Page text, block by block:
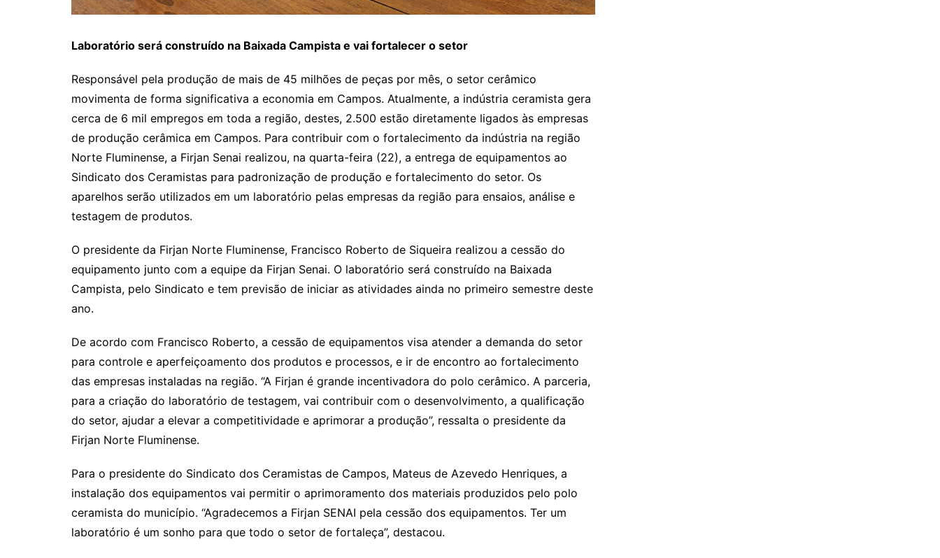
Laboratório será construído na Baixada Campista e vai fortalecer o setor
Responsável pela produção de mais de 45 milhões de peças por mês, o setor cerâmico
movimenta de forma significativa a economia em Campos. Atualmente, a indústria ceramista gera
cerca de 6 mil empregos em toda a região, destes, 2.500 estão diretamente ligados às empresas
de produção cerâmica em Campos. Para contribuir com o fortalecimento da indústria na região
Norte Fluminense, a Firjan Senai realizou, na quarta-feira (22), a entrega de equipamentos ao
Sindicato dos Ceramistas para padronização de produção e fortalecimento do setor. Os
aparelhos serão utilizados em um laboratório pelas empresas da região para ensaios, análise e
testagem de produtos.
O presidente da Firjan Norte Fluminense, Francisco Roberto de Siqueira realizou a cessão do
equipamento junto com a equipe da Firjan Senai. O laboratório será construído na Baixada
Campista, pelo Sindicato e tem previsão de iniciar as atividades ainda no primeiro semestre deste
ano.
De acordo com Francisco Roberto, a cessão de equipamentos visa atender a demanda do setor
para controle e aperfeiçoamento dos produtos e processos, e ir de encontro ao fortalecimento
das empresas instaladas na região. “A Firjan é grande incentivadora do polo cerâmico. A parceria,
para a criação do laboratório de testagem, vai contribuir com o desenvolvimento, a qualificação
do setor, ajudar a elevar a competitividade e aprimorar a produção”, ressalta o presidente da
Firjan Norte Fluminense.
Para o presidente do Sindicato dos Ceramistas de Campos, Mateus de Azevedo Henriques, a
instalação dos equipamentos vai permitir o aprimoramento dos materiais produzidos pelo polo
ceramista do município. “Agradecemos a Firjan SENAI pela cessão dos equipamentos. Ter um
laboratório é um sonho para que todo o setor de fortaleça”, destacou.